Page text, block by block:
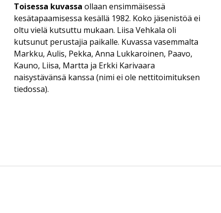
Toisessa kuvassa ollaan ensimmäisessä
kesätapaamisessa kesällä 1982. Koko jäsenistöä ei
oltu vielä kutsuttu mukaan. Liisa Vehkala oli
kutsunut perustajia paikalle. Kuvassa vasemmalta
Markku, Aulis, Pekka, Anna Lukkaroinen, Paavo,
Kauno, Liisa, Martta ja Erkki Karivaara
naisystävänsä kanssa (nimi ei ole nettitoimituksen
tiedossa).